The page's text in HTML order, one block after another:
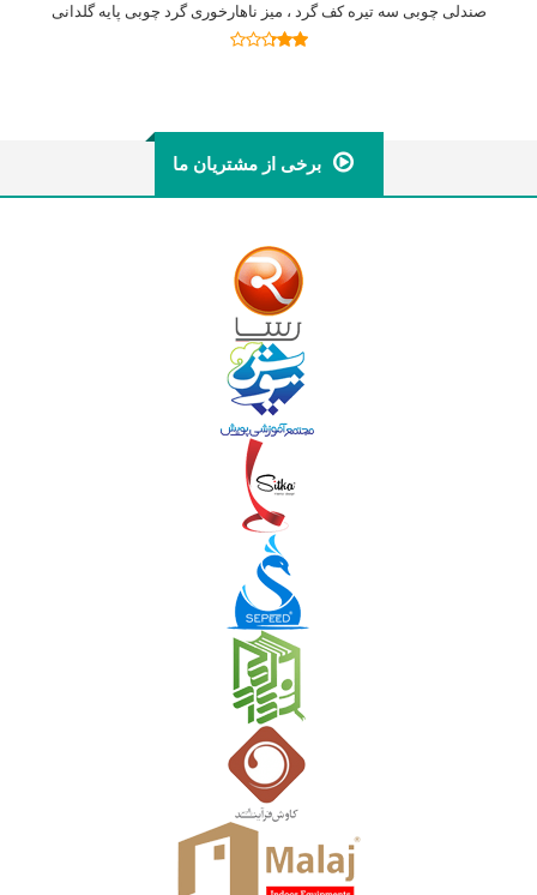
صندلی چوبی سه تیره کف گرد ، میز ناهارخوری گرد چوبی پایه گلدانی
اطلاعات بیشتر
برخی از مشتریان ما